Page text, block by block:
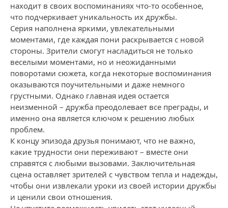
находит в своих воспоминаниях что-то особенное,
что подчеркивает уникальность их дружбы.
Серия наполнена яркими, увлекательными
моментами, где каждая пони раскрывается с новой
стороны. Зрители смогут насладиться не только
веселыми моментами, но и неожиданными
поворотами сюжета, когда некоторые воспоминания
оказываются поучительными и даже немного
грустными. Однако главная идея остается
неизменной – дружба преодолевает все преграды, и
именно она является ключом к решению любых
проблем.
К концу эпизода друзья понимают, что не важно,
какие трудности они переживают – вместе они
справятся с любыми вызовами. Заключительная
сцена оставляет зрителей с чувством тепла и надежды,
чтобы они извлекали уроки из своей истории дружбы
и ценили свои отношения.